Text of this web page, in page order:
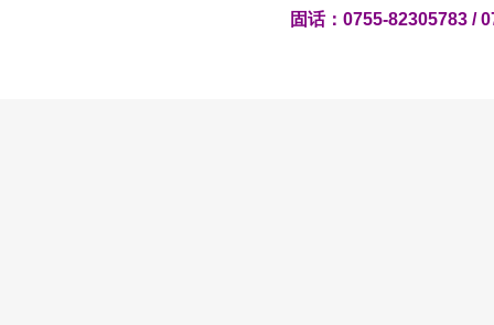
固话：0755-82305783 /